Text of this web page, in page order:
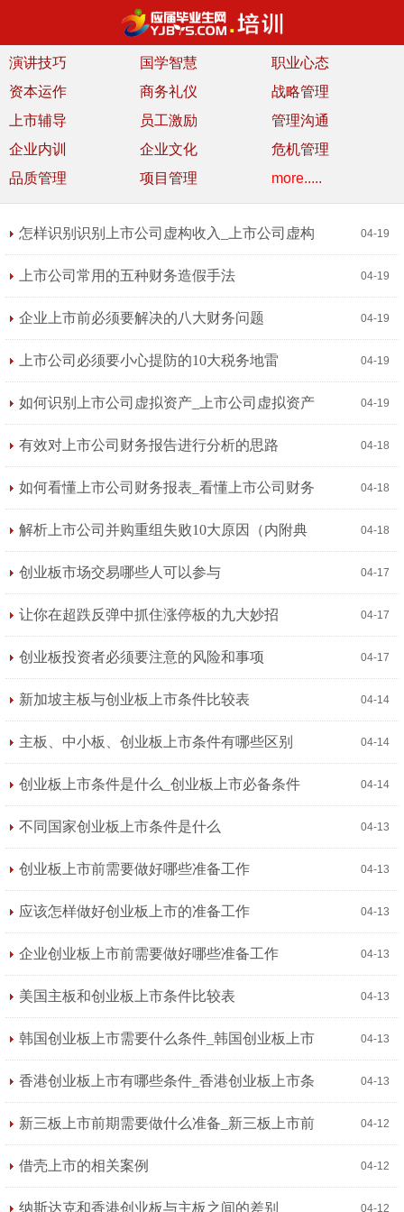
演讲技巧 国学智慧
职业心态
资本运作
商务礼仪
战略管理
上市辅导
员工激励
管理沟通
企业内训
企业文化
危机管理
品质管理
项目管理 more.....
怎样识别识别上市公司虚构收入_上市公司虚构
收入常用手法
04-19
上市公司常用的五种财务造假手法 04-19
企业上市前必须要解决的八大财务问题 04-19
上市公司必须要小心提防的10大税务地雷 04-19
如何识别上市公司虚拟资产_上市公司虚拟资产
的常用手法
04-19
有效对上市公司财务报告进行分析的思路 04-18
如何看懂上市公司财务报表_看懂上市公司财务
报表的方法
04-18
解析上市公司并购重组失败10大原因（内附典
型案例）
04-18
创业板市场交易哪些人可以参与 04-17
让你在超跌反弹中抓住涨停板的九大妙招 04-17
创业板投资者必须要注意的风险和事项 04-17
新加坡主板与创业板上市条件比较表 04-14
主板、中小板、创业板上市条件有哪些区别 04-14
创业板上市条件是什么_创业板上市必备条件 04-14
不同国家创业板上市条件是什么 04-13
创业板上市前需要做好哪些准备工作 04-13
应该怎样做好创业板上市的准备工作 04-13
企业创业板上市前需要做好哪些准备工作 04-13
美国主板和创业板上市条件比较表 04-13
韩国创业板上市需要什么条件_韩国创业板上市
条件
04-13
香港创业板上市有哪些条件_香港创业板上市条
件
04-13
新三板上市前期需要做什么准备_新三板上市前
期准备步骤
04-12
借壳上市的相关案例 04-12
纳斯达克和香港创业板与主板之间的差别 04-12